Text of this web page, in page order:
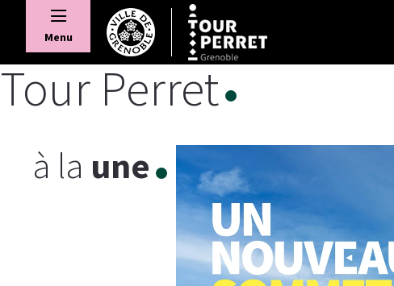
Panneau de gestion des cookies
Menu
Tour Perret
à la une